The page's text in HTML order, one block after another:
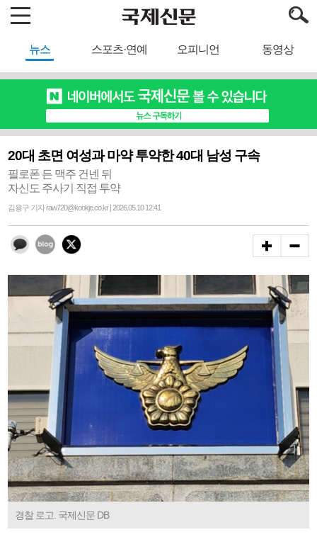
뉴스 스포츠·연예 오피니언 동영상
20대 초면 여성과 마약 투약한 40대 남성 구속
필로폰 든 맥주 건넨 뒤
자신도 주사기 직접 투약
김용구 기자 raw720@kookje.co.kr | 2026.05.10 12:41
경찰 로고. 국제신문 DB